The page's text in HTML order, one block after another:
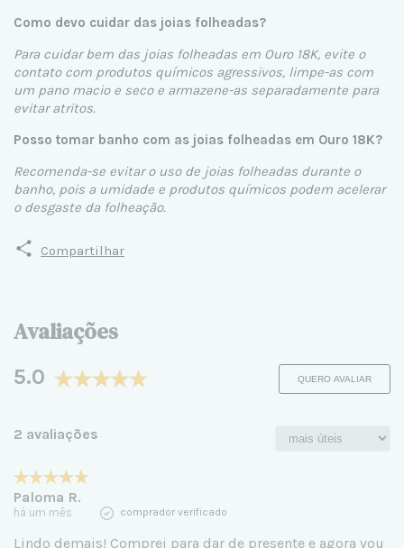
Como devo cuidar das joias folheadas?
Para cuidar bem das joias folheadas em Ouro 18K, evite o
contato com produtos químicos agressivos, limpe-as com
um pano macio e seco e armazene-as separadamente para
evitar atritos.
Posso tomar banho com as joias folheadas em Ouro 18K?
Recomenda-se evitar o uso de joias folheadas durante o
banho, pois a umidade e produtos químicos podem acelerar
o desgaste da folheação.
Compartilhar
Avaliações
5.0 QUERO AVALIAR
2 avaliações
Paloma R.
há um mês comprador verificado
Lindo demais! Comprei para dar de presente e agora vou